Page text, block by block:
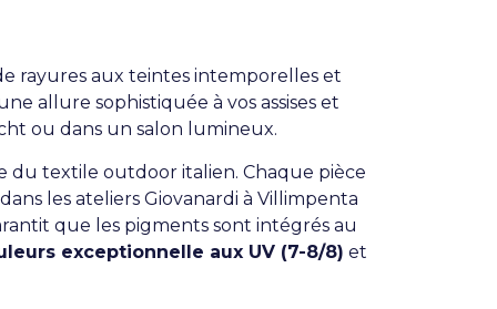
rayures aux teintes intemporelles et
allure sophistiquée à vos assises et
ou dans un salon lumineux.
du textile outdoor italien. Chaque pièce
dans les ateliers Giovanardi à Villimpenta
que les pigments sont intégrés au
exceptionnelle aux UV (7-8/8) et